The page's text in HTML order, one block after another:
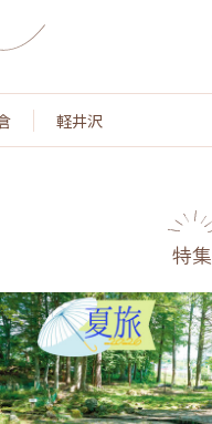
軽井沢
旧跡 温泉・スパ
特集